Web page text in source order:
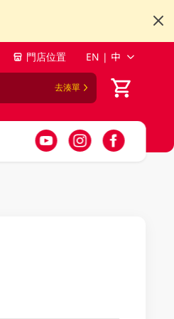
門店位置 EN | 中
去湊單